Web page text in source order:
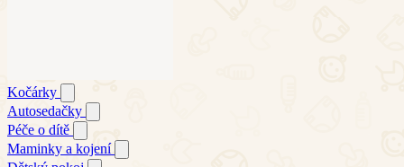
Kočárky
Autosedačky
Péče o dítě
Maminky a kojení